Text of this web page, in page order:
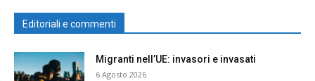
Editoriali e commenti
Migranti nell’UE: invasori e invasati
6 Agosto 2026